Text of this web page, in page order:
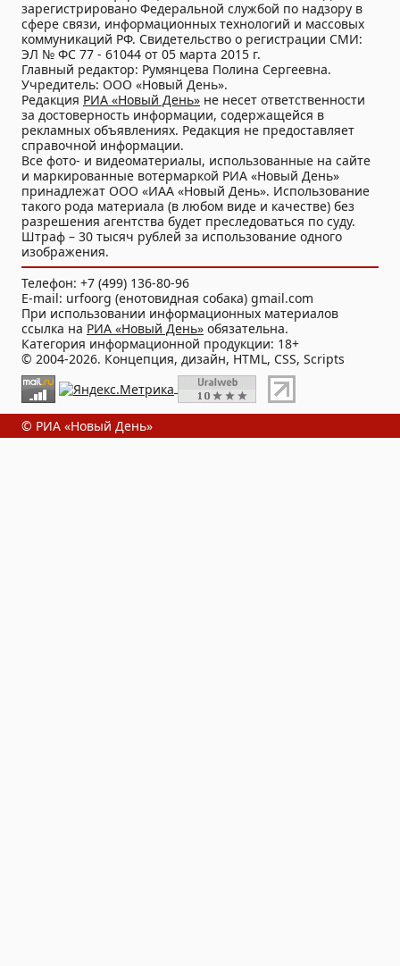
зарегистрировано Федеральной службой по надзору в
сфере связи, информационных технологий и массовых
коммуникаций РФ. Свидетельство о регистрации СМИ:
ЭЛ № ФС 77 - 61044 от 05 марта 2015 г.
Главный редактор: Румянцева Полина Сергеевна.
Учредитель: ООО «Новый День».
Редакция РИА «Новый День» не несет ответственности
за достоверность информации, содержащейся в
рекламных объявлениях. Редакция не предоставляет
справочной информации.
Все фото- и видеоматериалы, использованные на сайте
и маркированные вотермаркой РИА «Новый День»
принадлежат ООО «ИАА «Новый День». Использование
такого рода материала (в любом виде и качестве) без
разрешения агентства будет преследоваться по суду.
Штраф – 30 тысяч рублей за использование одного
изображения.
Телефон: +7 (499) 136-80-96
E-mail: urfoorg (енотовидная собака) gmail.com
При использовании информационных материалов
ссылка на РИА «Новый День» обязательна.
Категория информационной продукции: 18+
© 2004-2026. Концепция, дизайн, HTML, CSS, Scripts
© РИА «Новый День»